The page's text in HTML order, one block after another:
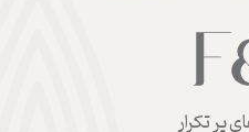
پر تکرار